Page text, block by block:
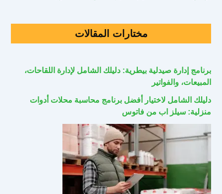
مختارات المقالات
برنامج إدارة صيدلية بيطرية: دليلك الشامل لإدارة اللقاحات،
المبيعات، والفواتير
دليلك الشامل لاختيار أفضل برنامج محاسبة محلات أدوات
منزلية: سيلز اب من فاتوس